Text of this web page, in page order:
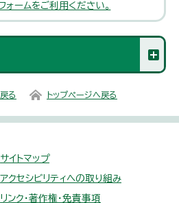
ームをご利用ください。
る トップページへ戻る
サイトマップ
アクセシビリティへの取り組み
リンク・著作権・免責事項